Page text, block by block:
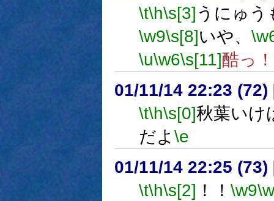
\t\h\s[3] うにゅう
\w9\s[8]いや、
\u\w6\s[11]酷っ！
01/11/14 22:23 (72)
\t\h\s[0]秋葉いけ
だよ \e
01/11/14 22:25 (73)
\t\h\s[2] ！！ \w9